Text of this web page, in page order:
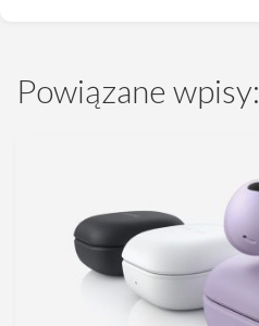
Powiązane wpisy: